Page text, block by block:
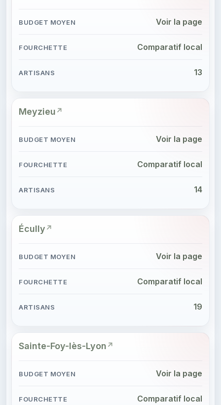
Voir la page
Comparatif local
13
Meyzieu
Voir la page
Comparatif local
14
Écully
Voir la page
Comparatif local
19
Sainte-Foy-lès-Lyon
Voir la page
Comparatif local